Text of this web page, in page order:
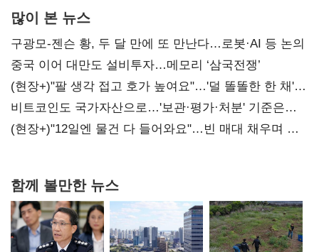
많이 본 뉴스
구광모-젠슨 황, 두 달 만에 또 만난다…로봇·AI 등 논의
중국 이어 대만도 설비투자…메모리 ‘삼국전쟁’
(현장+)"팔 생각 접고 호가 높여요"…'덜 똘똘한 한 채'
20억 키맞추기
비트코인도 국가자산으로…'보관·평가·처분' 기준은
숙제
(현장+)"12일엔 물건 다 들어와요"…빈 매대 채우며 문
함께 볼만한 뉴스